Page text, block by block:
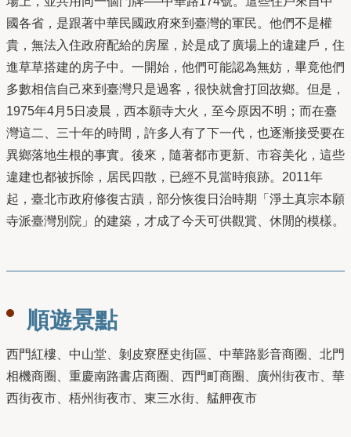
國各省，是跟著中華⺠國政府來到臺灣的軍⺠。他們不是權
貴，無法入住政府配給的房屋，於是成了廣場上的違建⼾，住
進草草搭建的房⼦中。⼀開始，他們可能認為無妨，畢竟他們
多數相信⾃⼰來到臺灣只是過客，很快就會打回故鄉。但是，
1975年4⽉5⽇凌晨，⻄本願寺⼤火，⾄今原因不明；⽽在臺
灣這⼆、三⼗年的時間，許多⼈有了下⼀代，也逐漸接受要在
異鄉落地⽣根的事實。後來，隨著都市更新、市容美化，這些
違建也都被拆除，居⺠四散，已經不⾒當時痕跡。2011年
起，臺北市政府修復古蹟，部分恢復⽇治時期「淨⼟真宗本願
寺派臺灣別院」的建築，才成了今天可供觀賞、休閒的模樣。
順遊景點
西門紅樓、中山堂、剝皮寮歷史街區、中華路影音商圈、北門
相機商圈、重慶南路書店商圈、西門町商圈、廣州街夜市、華
西街夜市、梧州街夜市、東三水街、艋舺夜市